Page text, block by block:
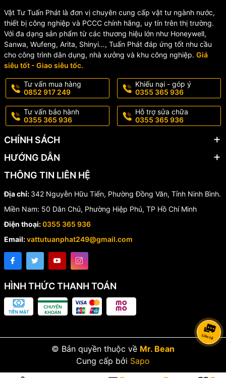
Vật Tư Tuấn Phát là đơn vị chuyên cung cấp vật tư ngành nước,
thiết bị công nghiệp và PCCC chính hãng, uy tín trên thị trường.
Với đa dạng sản phẩm từ các thương hiệu lớn như Honeywell,
Sanwa, Wufeng, Arita, Shinyi…, Tuấn Phát đáp ứng tốt nhu cầu
cho công trình dân dụng, nhà xưởng và khu công nghiệp. Giá
siêu tốt - Giao siêu tốc.
Tư vấn mua hàng
0852 917 249
Khiếu nại - góp ý
0355 365 936
Tư vấn bảo hành
0355 365 936
Hỗ trợ sửa chữa
0355 365 936
CHÍNH SÁCH
HƯỚNG DẪN
THÔNG TIN LIÊN HỆ
Địa chỉ: 342 Nguyễn Hữu Tiến, Phường Đồng Văn, Tỉnh Ninh Bình.
Miền Nam: 50 Dân Chủ, Phường Hiệp Phú, TP Hồ Chí Minh
Điện thoại:0355 365 936
Email:vattutuanphat249@gmail.com
HÌNH THỨC THANH TOÁN
© Bản quyền thuộc về Mr. Bean
Cung cấp bởi Sapo